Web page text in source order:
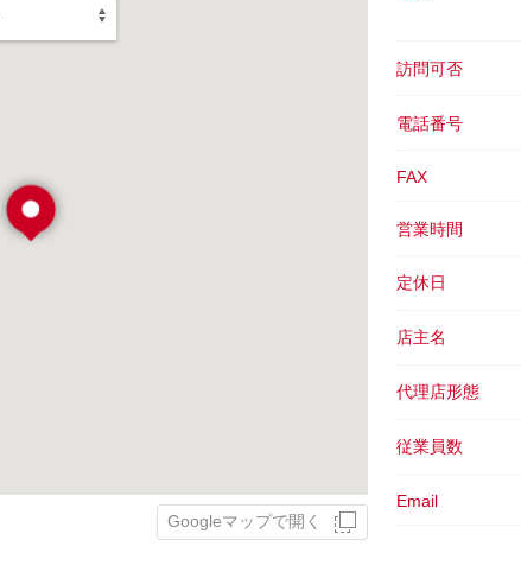
訪問可否
電話番号
FAX
営業時間
定休日
店主名
代理店形態
従業員数
Email
Googleマップで開く